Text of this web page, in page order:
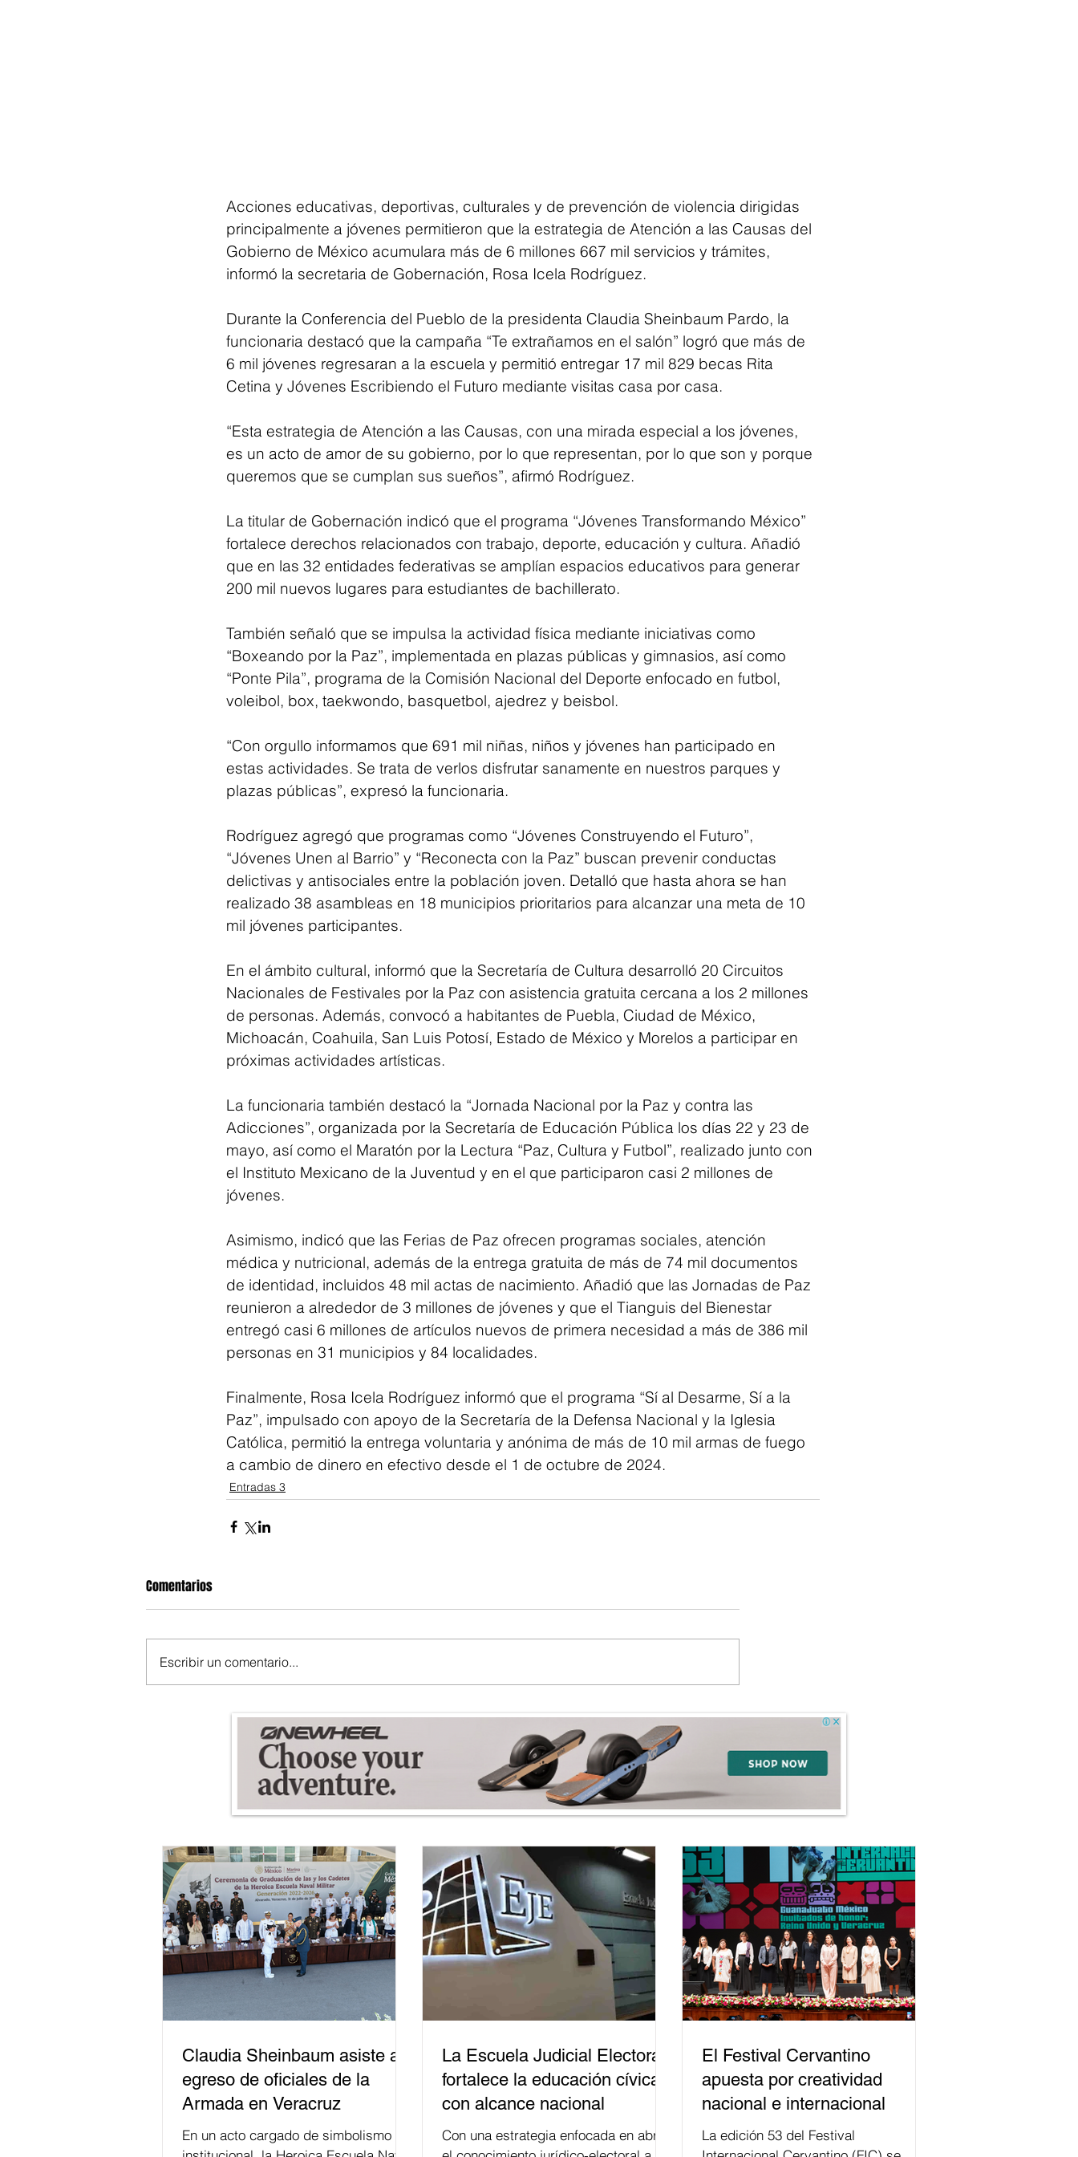
Acciones educativas, deportivas, culturales y de prevención de violencia dirigidas
principalmente a jóvenes permitieron que la estrategia de Atención a las Causas del
Gobierno de México acumulara más de 6 millones 667 mil servicios y trámites,
informó la secretaria de Gobernación, Rosa Icela Rodríguez.
Durante la Conferencia del Pueblo de la presidenta Claudia Sheinbaum Pardo, la
funcionaria destacó que la campaña “Te extrañamos en el salón” logró que más de
6 mil jóvenes regresaran a la escuela y permitió entregar 17 mil 829 becas Rita
Cetina y Jóvenes Escribiendo el Futuro mediante visitas casa por casa.
“Esta estrategia de Atención a las Causas, con una mirada especial a los jóvenes,
es un acto de amor de su gobierno, por lo que representan, por lo que son y porque
queremos que se cumplan sus sueños”, afirmó Rodríguez.
La titular de Gobernación indicó que el programa “Jóvenes Transformando México”
fortalece derechos relacionados con trabajo, deporte, educación y cultura. Añadió
que en las 32 entidades federativas se amplían espacios educativos para generar
200 mil nuevos lugares para estudiantes de bachillerato.
También señaló que se impulsa la actividad física mediante iniciativas como
“Boxeando por la Paz”, implementada en plazas públicas y gimnasios, así como
“Ponte Pila”, programa de la Comisión Nacional del Deporte enfocado en futbol,
voleibol, box, taekwondo, basquetbol, ajedrez y beisbol.
“Con orgullo informamos que 691 mil niñas, niños y jóvenes han participado en
estas actividades. Se trata de verlos disfrutar sanamente en nuestros parques y
plazas públicas”, expresó la funcionaria.
Rodríguez agregó que programas como “Jóvenes Construyendo el Futuro”,
“Jóvenes Unen al Barrio” y “Reconecta con la Paz” buscan prevenir conductas
delictivas y antisociales entre la población joven. Detalló que hasta ahora se han
realizado 38 asambleas en 18 municipios prioritarios para alcanzar una meta de 10
mil jóvenes participantes.
En el ámbito cultural, informó que la Secretaría de Cultura desarrolló 20 Circuitos
Nacionales de Festivales por la Paz con asistencia gratuita cercana a los 2 millones
de personas. Además, convocó a habitantes de Puebla, Ciudad de México,
Michoacán, Coahuila, San Luis Potosí, Estado de México y Morelos a participar en
próximas actividades artísticas.
La funcionaria también destacó la “Jornada Nacional por la Paz y contra las
Adicciones”, organizada por la Secretaría de Educación Pública los días 22 y 23 de
mayo, así como el Maratón por la Lectura “Paz, Cultura y Futbol”, realizado junto con
el Instituto Mexicano de la Juventud y en el que participaron casi 2 millones de
jóvenes.
Asimismo, indicó que las Ferias de Paz ofrecen programas sociales, atención
médica y nutricional, además de la entrega gratuita de más de 74 mil documentos
de identidad, incluidos 48 mil actas de nacimiento. Añadió que las Jornadas de Paz
reunieron a alrededor de 3 millones de jóvenes y que el Tianguis del Bienestar
entregó casi 6 millones de artículos nuevos de primera necesidad a más de 386 mil
personas en 31 municipios y 84 localidades.
Finalmente, Rosa Icela Rodríguez informó que el programa “Sí al Desarme, Sí a la
Paz”, impulsado con apoyo de la Secretaría de la Defensa Nacional y la Iglesia
Católica, permitió la entrega voluntaria y anónima de más de 10 mil armas de fuego
a cambio de dinero en efectivo desde el 1 de octubre de 2024.
Entradas 3
Comentarios
Escribir un comentario...
Claudia Sheinbaum asiste a
egreso de oficiales de la
Armada en Veracruz
En un acto cargado de simbolismo
La Escuela Judicial Electoral
fortalece la educación cívica
con alcance nacional
Con una estrategia enfocada en abrir
El Festival Cervantino
apuesta por creatividad
nacional e internacional
La edición 53 del Festival